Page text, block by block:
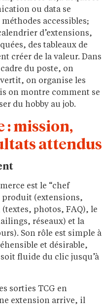
ou data se
accessibles;
d’extensions,
des tableaux de
créer de la valeur. Dans
du poste, on
on organise les
on montre comment se
du hobby au job.
: mission,
attendus
est le “chef
produit (extensions,
photos, FAQ), le
réseaux) et la
Son rôle est simple à
et désirable,
fluide du clic jusqu’à
sorties TCG en
extension arrive, il